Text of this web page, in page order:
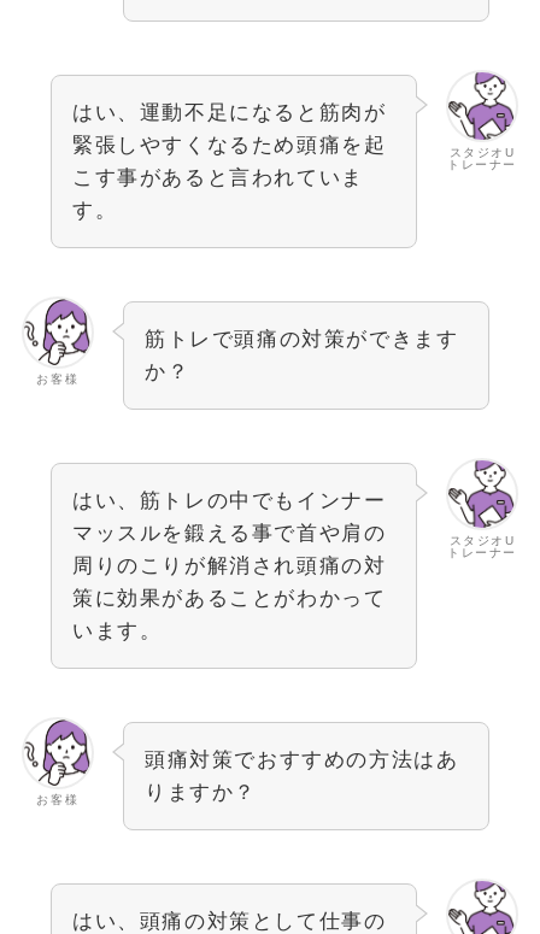
スタジオU
トレーナー
はい、運動不足になると筋肉が
緊張しやすくなるため頭痛を起
こす事があると言われていま
す。
お客様
筋トレで頭痛の対策ができます
か？
スタジオU
トレーナー
はい、筋トレの中でもインナー
マッスルを鍛える事で首や肩の
周りのこりが解消され頭痛の対
策に効果があることがわかって
います。
お客様
頭痛対策でおすすめの方法はあ
りますか？
はい、頭痛の対策として仕事の